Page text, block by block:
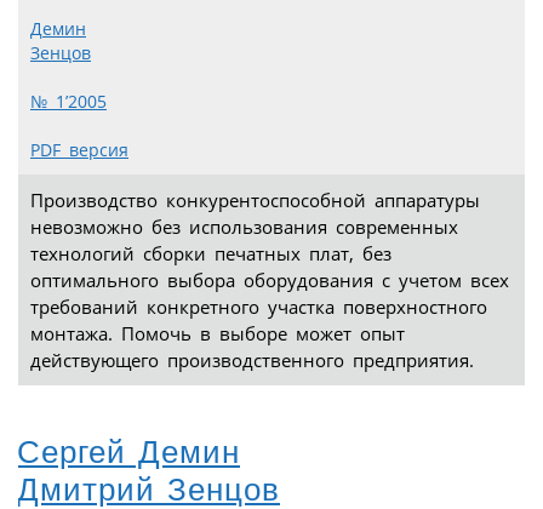
Демин
Зенцов
№ 1’2005
PDF версия
Производство конкурентоспособной аппаратуры
невозможно без использования современных
технологий сборки печатных плат, без
оптимального выбора оборудования с учетом всех
требований конкретного участка поверхностного
монтажа. Помочь в выборе может опыт
действующего производственного предприятия.
Сергей Демин
Дмитрий Зенцов